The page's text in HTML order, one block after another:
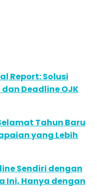
Report: Solusi
Deadline OJK
Tahun Baru
yang Lebih
Sendiri dengan
Ini, Hanya dengan